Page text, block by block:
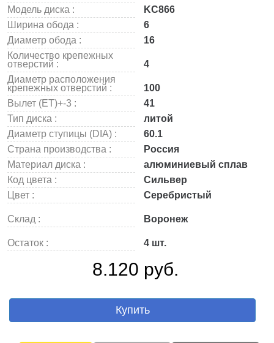
Модель диска :
KC866
Ширина обода :
6
Диаметр обода :
16
Количество крепежных
отверстий :
4
Диаметр расположения
крепежных отверстий :
100
Вылет (ET)+-3 :
41
Тип диска :
литой
Диаметр ступицы (DIA) :
60.1
Страна производства :
Россия
Материал диска :
алюминиевый сплав
Код цвета :
Сильвер
Цвет :
Серебристый
Склад : Воронеж
Остаток : 4 шт.
8.120 руб.
Купить